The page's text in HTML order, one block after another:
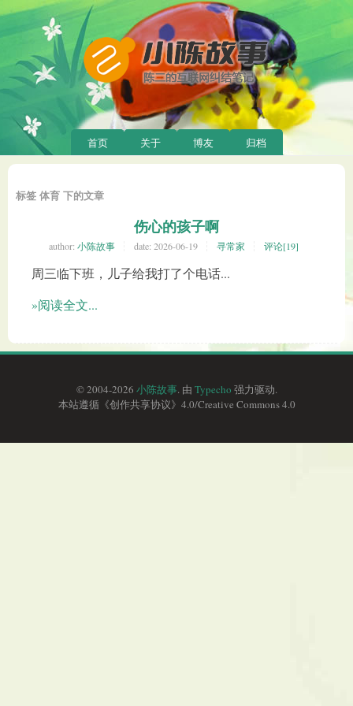
首页 关于 博友 归档
标签 体育 下的文章
伤心的孩子啊
author: 小陈故事 date: 2026-06-19 寻常家 评论[19]
周三临下班，儿子给我打了个电话...
»阅读全文...
© 2004-2026 小陈故事. 由 Typecho 强力驱动.
本站遵循《创作共享协议》4.0/Creative Commons 4.0